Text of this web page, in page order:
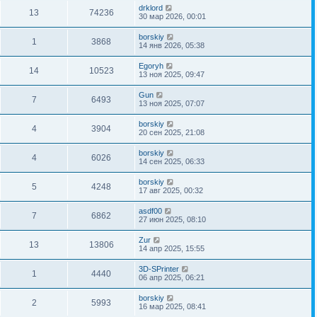
13 74236
drklord
30 мар 2026, 00:01
1 3868
borskiy
14 янв 2026, 05:38
14 10523
Egoryh
13 ноя 2025, 09:47
7 6493
Gun
13 ноя 2025, 07:07
4 3904
borskiy
20 сен 2025, 21:08
4 6026
borskiy
14 сен 2025, 06:33
5 4248
borskiy
17 авг 2025, 00:32
7 6862
asdf00
27 июн 2025, 08:10
13 13806
Zur
14 апр 2025, 15:55
1 4440
3D-SPrinter
06 апр 2025, 06:21
2 5993
borskiy
16 мар 2025, 08:41